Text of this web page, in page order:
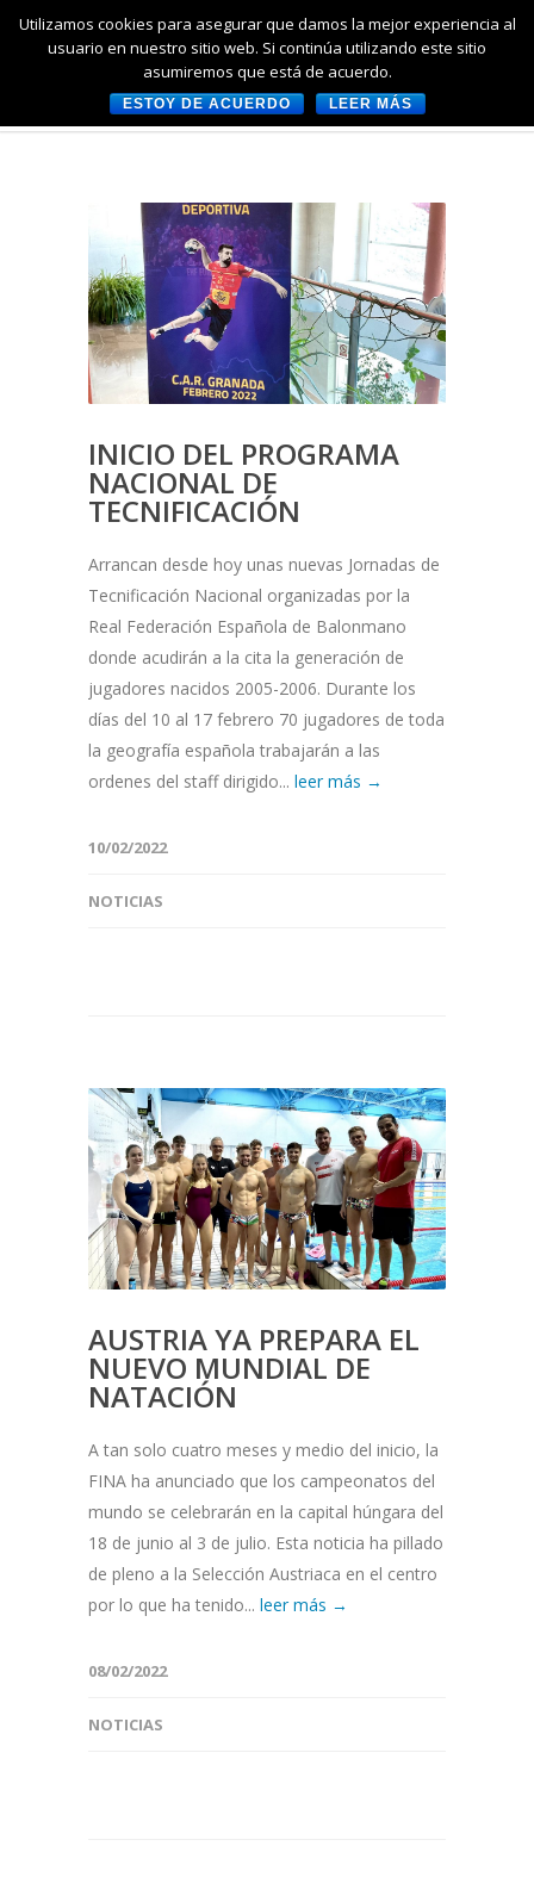
INICIO DEL PROGRAMA
NACIONAL DE
TECNIFICACIÓN
Arrancan desde hoy unas nuevas Jornadas de
Tecnificación Nacional organizadas por la
Real Federación Española de Balonmano
donde acudirán a la cita la generación de
jugadores nacidos 2005-2006. Durante los
días del 10 al 17 febrero 70 jugadores de toda
la geografía española trabajarán a las
ordenes del staff dirigido... leer más →
10/02/2022
NOTICIAS
AUSTRIA YA PREPARA EL
NUEVO MUNDIAL DE
NATACIÓN
A tan solo cuatro meses y medio del inicio, la
FINA ha anunciado que los campeonatos del
mundo se celebrarán en la capital húngara del
18 de junio al 3 de julio. Esta noticia ha pillado
de pleno a la Selección Austriaca en el centro
por lo que ha tenido... leer más →
08/02/2022
NOTICIAS
Utilizamos cookies para asegurar que damos la mejor experiencia al
usuario en nuestro sitio web. Si continúa utilizando este sitio
asumiremos que está de acuerdo.
ESTOY DE ACUERDO LEER MÁS